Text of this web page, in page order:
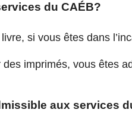
du CAÉB?
si vous êtes dans
imprimés, vous êtes
aux services